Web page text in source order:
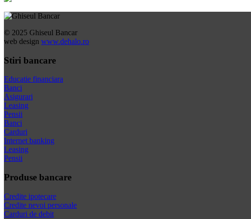
© 2025 Ghiseul Bancar
web design www.dehalo.ro
Stiri bancare
Educatie financiara
Banci
Asigurari
Leasing
Pensii
Banci
Carduri
Internet banking
Leasing
Pensii
Produse bancare
Credite ipotecare
Credite nevoi personale
Carduri de debit